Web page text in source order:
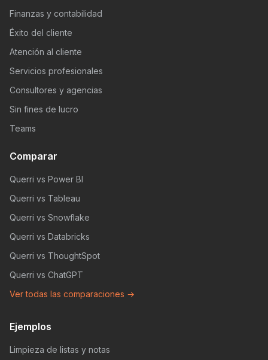
Finanzas y contabilidad
Éxito del cliente
Atención al cliente
Servicios profesionales
Consultores y agencias
Sin fines de lucro
Teams
Comparar
Querri vs Power BI
Querri vs Tableau
Querri vs Snowflake
Querri vs Databricks
Querri vs ThoughtSpot
Querri vs ChatGPT
Ver todas las comparaciones →
Ejemplos
Limpieza de listas y notas